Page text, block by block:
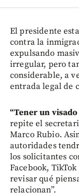
El presidente
contra la
expulsando
irregular, pero
considerable, a
entrada legal de
“Tener un
repite el
Marco Rubio.
autoridades
los solicitantes
Facebook,
revisar qué
relacionan”.